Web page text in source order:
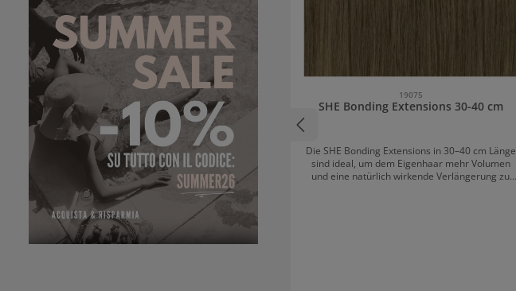
19075
SHE Bonding Extensions 30-40 cm
Die SHE Bonding Extensions in 30–40 cm Länge
sind ideal, um dem Eigenhaar mehr Volumen
und eine natürlich wirkende Verlängerung zu